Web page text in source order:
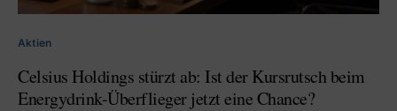
Aktien
Celsius Holdings stürzt ab: Ist der Kursrutsch beim
Energydrink-Überflieger jetzt eine Chance?